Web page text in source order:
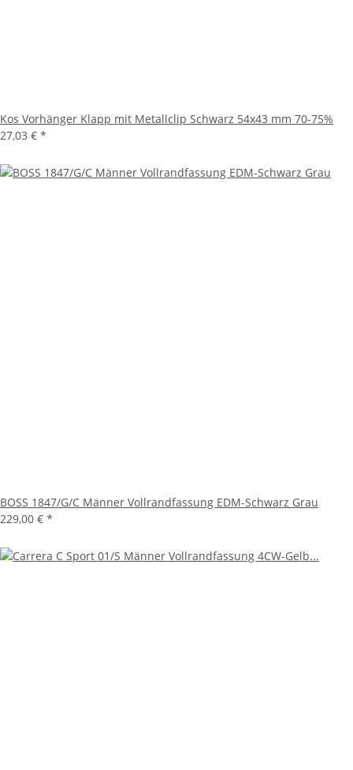
Kos Vorhänger Klapp mit Metallclip Schwarz 54x43 mm 70-75%
27,03 € *
BOSS 1847/G/C Männer Vollrandfassung EDM-Schwarz Grau
229,00 € *